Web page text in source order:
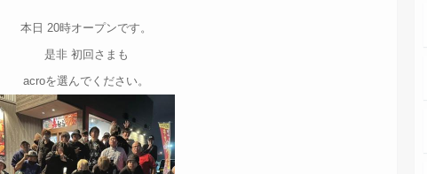
本日 20時オープンです。
是非 初回さまも
acroを選んでください。